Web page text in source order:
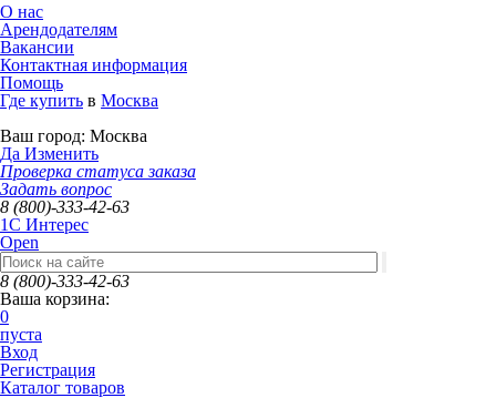
О нас
Арендодателям
Вакансии
Контактная информация
Помощь
Где купить в Москва
Ваш город: Москва
Да Изменить
Проверка статуса заказа
Задать вопрос
8 (800)-333-42-63
1C Интерес
Open
8 (800)-333-42-63
Ваша корзина:
0
пуста
Вход
Регистрация
Каталог товаров